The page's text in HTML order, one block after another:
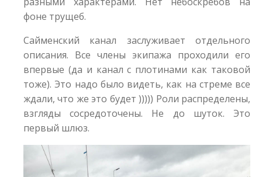
фоне трущеб.
Сайменский канал заслуживает отдельного
описания. Все члены экипажа проходили его
впервые (да и канал с плотинами как таковой
тоже). Это надо было видеть, как на стреме все
ждали, что же это будет ))))) Роли распределены,
взгляды сосредоточены. Не до шуток. Это
первый шлюз.